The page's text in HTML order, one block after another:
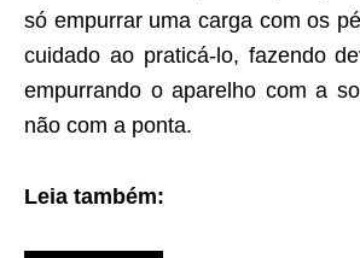
só empurrar uma carga com os
cuidado ao praticá-lo, fazendo
empurrando o aparelho com a
não com a ponta.
Leia também: